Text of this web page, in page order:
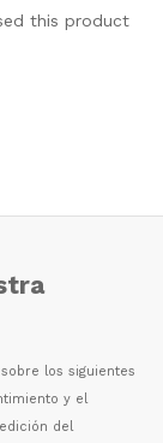
this product
los siguientes
y el
ón del